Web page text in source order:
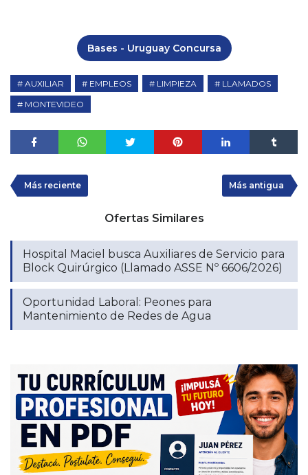
Bases - Uruguay Concursa
AUXILIAR EMPLEOS LIMPIEZA
LLAMADOS
MONTEVIDEO
Más reciente Más antigua
Ofertas Similares
Hospital Maciel busca Auxiliares de Servicio para
Block Quirúrgico (Llamado ASSE Nº 6606/2026)
Oportunidad Laboral: Peones para
Mantenimiento de Redes de Agua